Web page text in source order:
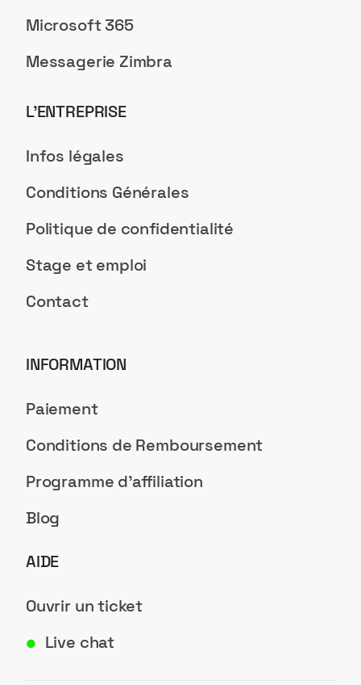
Microsoft 365
Messagerie Zimbra
L’ENTREPRISE
Infos légales
Conditions Générales
Politique de confidentialité
Stage et emploi
Contact
INFORMATION
Paiement
Conditions de Remboursement
Programme d'affiliation
Blog
AIDE
Ouvrir un ticket
● Live chat